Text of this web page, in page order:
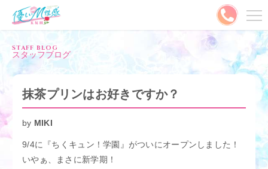
MENU
ご予約はこちら
出勤情報
料金システム 写メ日記
STAFF BLOG
スタッフブログ
抹茶プリンはお好きですか？
by MIKI
9/4に『ちくキュン！学園』がついにオープンしました！
いやぁ、まさに新学期！